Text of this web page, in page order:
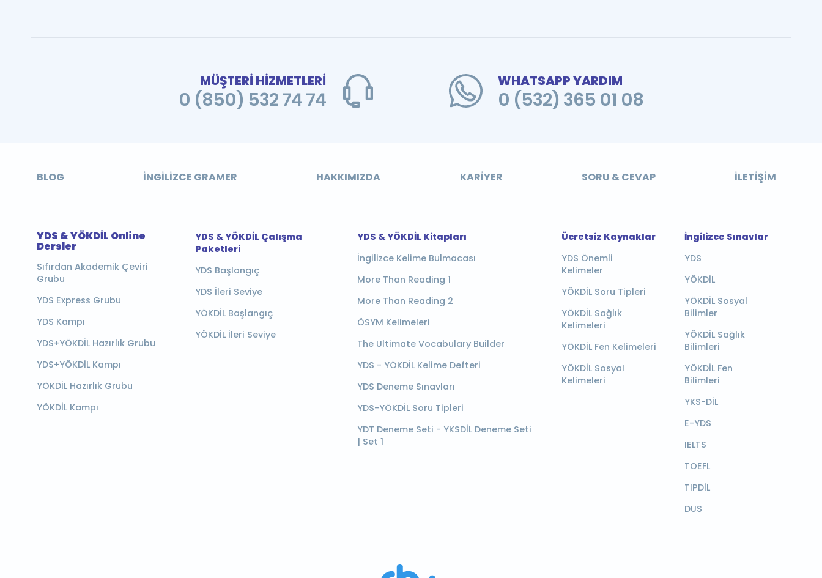
MÜŞTERİ HİZMETLERİ
0 (850) 532 74 74
WHATSAPP YARDIM
0 (532) 365 01 08
BLOG İNGILIZCE GRAMER HAKKIMIZDA KARIYER SORU & CEVAP İLETIŞIM
YDS & YÖKDİL Online
Dersler
Sıfırdan Akademik Çeviri
Grubu
YDS Express Grubu
YDS Kampı
YDS+YÖKDİL Hazırlık Grubu
YDS+YÖKDİL Kampı
YÖKDİL Hazırlık Grubu
YÖKDİL Kampı
YDS & YÖKDİL Çalışma
Paketleri
YDS Başlangıç
YDS İleri Seviye
YÖKDİL Başlangıç
YÖKDİL İleri Seviye
YDS & YÖKDİL Kitapları
İngilizce Kelime Bulmacası
More Than Reading 1
More Than Reading 2
ÖSYM Kelimeleri
The Ultimate Vocabulary Builder
YDS - YÖKDİL Kelime Defteri
YDS Deneme Sınavları
YDS-YÖKDİL Soru Tipleri
YDT Deneme Seti - YKSDİL Deneme Seti
| Set 1
Ücretsiz Kaynaklar
YDS Önemli
Kelimeler
YÖKDİL Soru Tipleri
YÖKDİL Sağlık
Kelimeleri
YÖKDİL Fen Kelimeleri
YÖKDİL Sosyal
Kelimeleri
İngilizce Sınavlar
YDS
YÖKDİL
YÖKDİL Sosyal
Bilimler
YÖKDİL Sağlık
Bilimleri
YÖKDİL Fen
Bilimleri
YKS-DİL
E-YDS
IELTS
TOEFL
TIPDİL
DUS